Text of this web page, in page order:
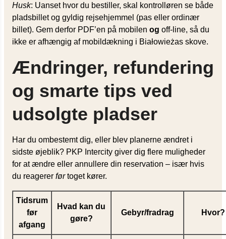
Husk: Uanset hvor du bestiller, skal kontrolløren se både
pladsbillet og gyldig rejsehjemmel (pas eller ordinær
billet). Gem derfor PDF’en på mobilen og off-line, så du
ikke er afhængig af mobildækning i Białowieżas skove.
Ændringer, refundering
og smarte tips ved
udsolgte pladser
Har du ombestemt dig, eller blev planerne ændret i
sidste øjeblik? PKP Intercity giver dig flere muligheder
for at ændre eller annullere din reservation – især hvis
du reagerer førtoget kører.
Tidsrum
før
afgang
Hvad kan du
gøre?
Gebyr/fradrag Hvor?